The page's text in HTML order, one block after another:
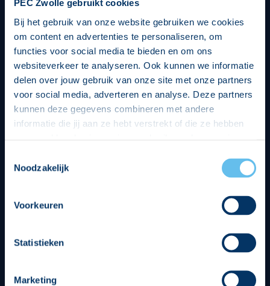
PEC Zwolle gebruikt cookies
Bij het gebruik van onze website gebruiken we cookies
om content en advertenties te personaliseren, om
functies voor social media te bieden en om ons
websiteverkeer te analyseren. Ook kunnen we informatie
delen over jouw gebruik van onze site met onze partners
voor social media, adverteren en analyse. Deze partners
kunnen deze gegevens combineren met andere
informatie die jij aan ze hebt verstrekt of die ze hebben
op een veilige en integere wijze. Je kunt je toestemming
beheren op de privacy- en cookieverklaring pagina.
Noodzakelijk
Voorkeuren
Statistieken
Marketing